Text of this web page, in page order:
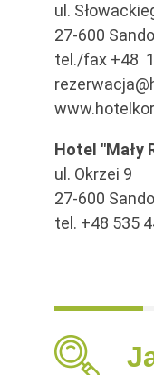
ul.
27-600
tel./fax +48
Hotel "Mały
ul. Okrzei 9
27-600
tel. +48 535